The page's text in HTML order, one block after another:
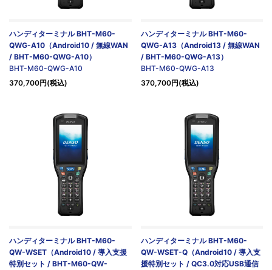
ハンディターミナル BHT-M60-
QWG-A10（Android10 / 無線WAN
/ BHT-M60-QWG-A10）
BHT-M60-QWG-A10
370,700円(税込)
ハンディターミナル BHT-M60-
QWG-A13（Android13 / 無線WAN
/ BHT-M60-QWG-A13）
BHT-M60-QWG-A13
370,700円(税込)
ハンディターミナル BHT-M60-
QW-WSET（Android10 / 導入支援
特別セット / BHT-M60-QW-
ハンディターミナル BHT-M60-
QW-WSET-Q（Android10 / 導入支
援特別セット / QC3.0対応USB通信